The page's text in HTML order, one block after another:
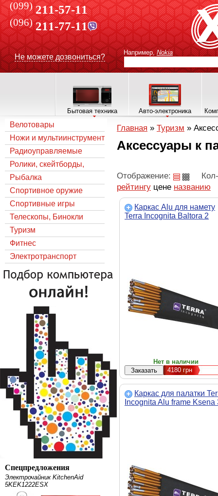
(099) 211-57-11
(096)211-77-11
Не можете дозвониться?
Например, Nokia
Бытовая техника Авто-электроника
Велотовары
Ножи и мультиинструмент
Радиоуправляемые
модели
Ролики, скейтборды,
самокаты, коньки
Рыбалка
Спортивное оружие
Спортивные игры
Телескопы, Бинокли
Туризм
Фитнес
Электротранспорт
Спецпредложения
Электрочайник KitchenAid
5KEK1222ESX
Главная » Туризм »
Аксессуары к
Отображение:
рейтингу цене названию
Каркас Alu для намету
Terra Incognita Baltora 2
Нет в наличии
4180 грн
Каркас для палатки
Incognita Alu frame Ksena